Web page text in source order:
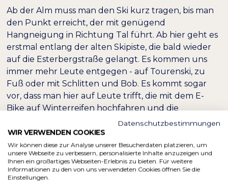
Ab der Alm muss man den Ski kurz tragen, bis man
den Punkt erreicht, der mit genügend
Hangneigung in Richtung Tal führt. Ab hier geht es
erstmal entlang der alten Skipiste, die bald wieder
auf die Esterbergstraße gelangt. Es kommen uns
immer mehr Leute entgegen - auf Tourenski, zu
Fuß oder mit Schlitten und Bob. Es kommt sogar
vor, dass man hier auf Leute trifft, die mit dem E-
Bike auf Winterreifen hochfahren und die
Tourenski im Gepäck haben. Sie sparen sich die
Mühe und steigen erst ab der Esterbergalm auf.
Auf der Forststraße muss man dann sehr aufpassen,
bei viel Verkehr ist es nicht ganz ungefährlich. An
manchen Stellen ist die Straße zudem sehr steil und
eisig, man muss kräftig bremsen, um einen
Datenschutzbestimmungen
WIR VERWENDEN COOKIES
Wir können diese zur Analyse unserer Besucherdaten platzieren, um
unsere Webseite zu verbessern, personalisierte Inhalte anzuzeigen und
Ihnen ein großartiges Webseiten-Erlebnis zu bieten. Für weitere
Informationen zu den von uns verwendeten Cookies öffnen Sie die
Einstellungen.